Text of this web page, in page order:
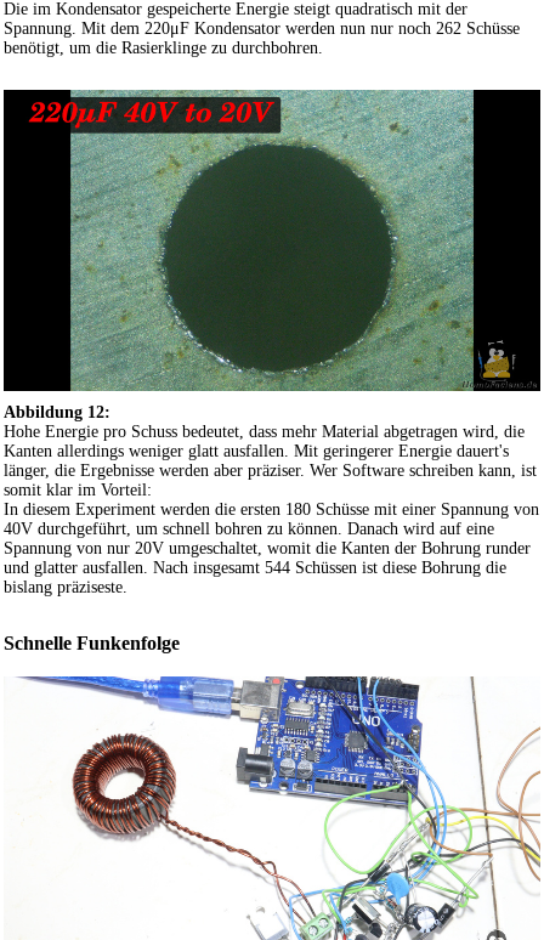
Die im Kondensator gespeicherte Energie steigt quadratisch mit der
Spannung. Mit dem 220μF Kondensator werden nun nur noch 262 Schüsse
benötigt, um die Rasierklinge zu durchbohren.
Abbildung 12:
Hohe Energie pro Schuss bedeutet, dass mehr Material abgetragen wird, die
Kanten allerdings weniger glatt ausfallen. Mit geringerer Energie dauert's
länger, die Ergebnisse werden aber präziser. Wer Software schreiben kann, ist
somit klar im Vorteil:
In diesem Experiment werden die ersten 180 Schüsse mit einer Spannung von
40V durchgeführt, um schnell bohren zu können. Danach wird auf eine
Spannung von nur 20V umgeschaltet, womit die Kanten der Bohrung runder
und glatter ausfallen. Nach insgesamt 544 Schüssen ist diese Bohrung die
bislang präziseste.
Schnelle Funkenfolge